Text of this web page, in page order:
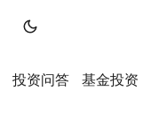
投资问答 基金投资